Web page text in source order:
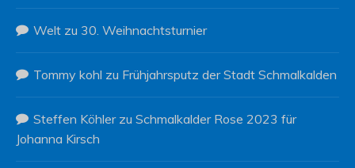
Welt zu 30. Weihnachtsturnier
Tommy kohl zu Frühjahrsputz der Stadt Schmalkalden
Steffen Köhlerzu Schmalkalder Rose 2023 für
Johanna Kirsch